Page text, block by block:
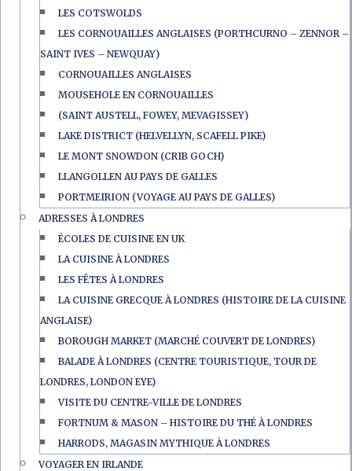
LES COTSWOLDS
LES CORNOUAILLES ANGLAISES (PORTHCURNO – ZENNOR –
SAINT IVES – NEWQUAY)
CORNOUAILLES ANGLAISES
MOUSEHOLE EN CORNOUAILLES
(SAINT AUSTELL, FOWEY, MEVAGISSEY)
LAKE DISTRICT (HELVELLYN, SCAFELL PIKE)
LE MONT SNOWDON (CRIB GOCH)
LLANGOLLEN AU PAYS DE GALLES
PORTMEIRION (VOYAGE AU PAYS DE GALLES)
ADRESSES À LONDRES
ÉCOLES DE CUISINE EN UK
LA CUISINE À LONDRES
LES FÊTES À LONDRES
LA CUISINE GRECQUE À LONDRES (HISTOIRE DE LA CUISINE
ANGLAISE)
BOROUGH MARKET (MARCHÉ COUVERT DE LONDRES)
BALADE À LONDRES (CENTRE TOURISTIQUE, TOUR DE
LONDRES, LONDON EYE)
VISITE DU CENTRE-VILLE DE LONDRES
FORTNUM & MASON – HISTOIRE DU THÉ À LONDRES
HARRODS, MAGASIN MYTHIQUE À LONDRES
VOYAGER EN IRLANDE